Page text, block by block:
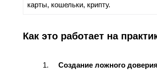
карты, кошельки, крипту.
Как это работает на
Создание ложного